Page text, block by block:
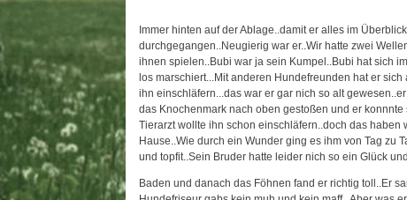
Immer hinten auf der Ablage..damit er alles im
durchgegangen..Neugierig war er..Wir hatte zwei
ihnen spielen..Bubi war ja sein Kumpel..Bubi hat sich
los marschiert...Mit anderen Hundefreunden hat er
ihn einschläfern...das war er gar nich so alt
das Knochenmark nach oben gestoßen und er
Tierarzt wollte ihn schon einschläfern..doch das
Hause..Wie durch ein Wunder ging es ihm von Tag zu
und topfit..Sein Bruder hatte leider nich so ein Glück
Baden und danach das Föhnen fand er richtig toll..Er